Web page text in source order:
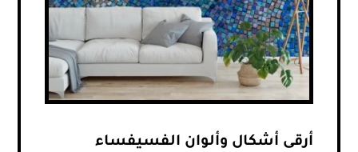
أرقى أشكال وألوان الفسيفساء